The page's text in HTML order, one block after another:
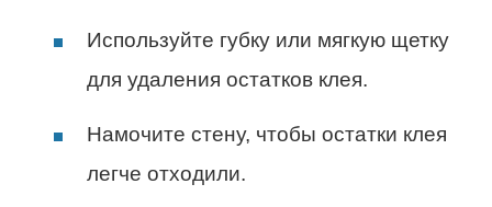
Используйте губку или мягкую щетку
для удаления остатков клея.
Намочите стену, чтобы остатки клея
легче отходили.